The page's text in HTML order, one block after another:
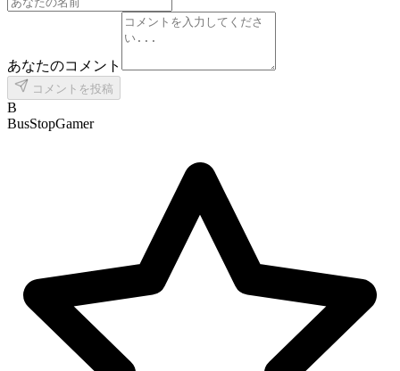
あなたのコメント
コメントを投稿
B
BusStopGamer